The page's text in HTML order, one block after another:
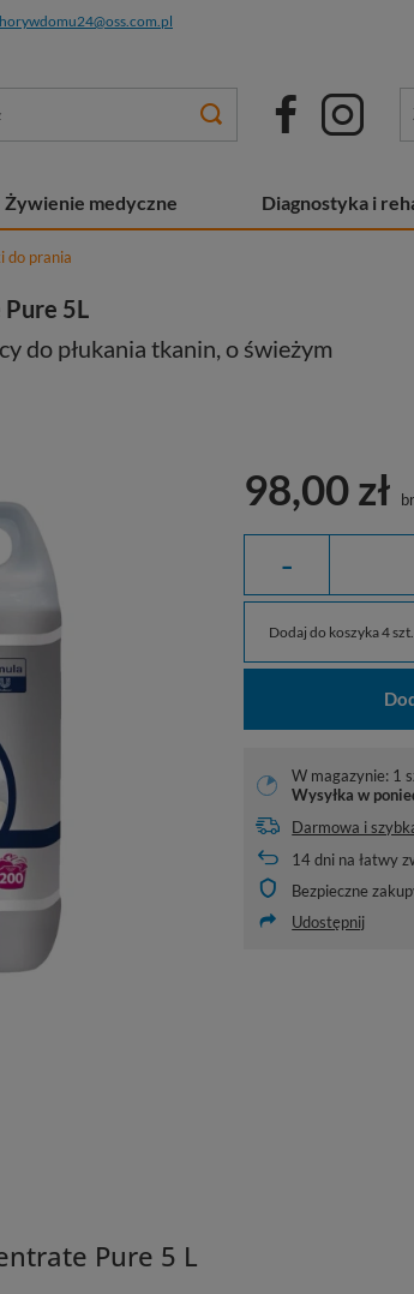
Żywienie medyczne Diagnostyka i
do prania
5L
do płukania tkanin, o świeżym
98,00 zł
-
Dodaj do koszyka 4 szt.
W magazynie: 1
Wysyłkaw
Darmowa i
14dni na łatwy
Bezpieczne
Udostępnij
Pure 5 L